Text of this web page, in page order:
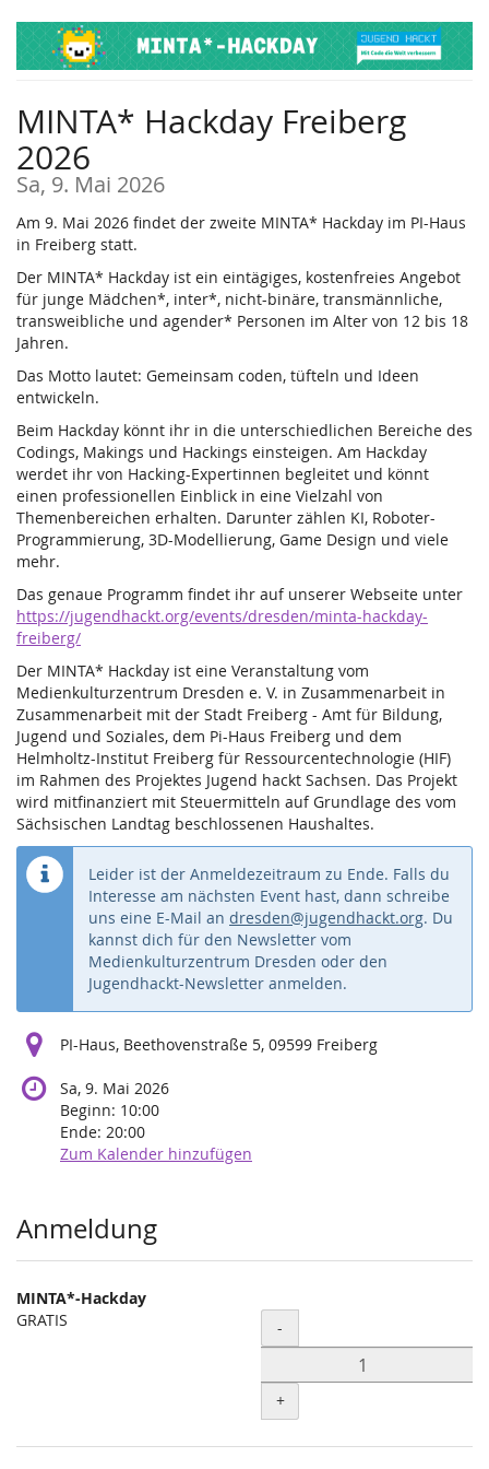
Zum
Haupt-
Inhalt
MINTA* Hackday Freiberg
2026
Sa, 9. Mai 2026
Am 9. Mai 2026 findet der zweite MINTA* Hackday im PI-Haus
in Freiberg statt.
Der MINTA* Hackday ist ein eintägiges, kostenfreies Angebot
für junge Mädchen*, inter*, nicht-binäre, transmännliche,
transweibliche und agender* Personen im Alter von 12 bis 18
Jahren.
Das Motto lautet: Gemeinsam coden, tüfteln und Ideen
entwickeln.
Beim Hackday könnt ihr in die unterschiedlichen Bereiche des
Codings, Makings und Hackings einsteigen. Am Hackday
werdet ihr von Hacking-Expertinnen begleitet und könnt
einen professionellen Einblick in eine Vielzahl von
Themenbereichen erhalten. Darunter zählen KI, Roboter-
Programmierung, 3D-Modellierung, Game Design und viele
mehr.
Das genaue Programm findet ihr auf unserer Webseite unter
https://jugendhackt.org/events/dresden/minta-hackday-
freiberg/
Der MINTA* Hackday ist eine Veranstaltung vom
Medienkulturzentrum Dresden e. V. in Zusammenarbeit in
Zusammenarbeit mit der Stadt Freiberg - Amt für Bildung,
Jugend und Soziales, dem Pi-Haus Freiberg und dem
Helmholtz-Institut Freiberg für Ressourcentechnologie (HIF)
im Rahmen des Projektes Jugend hackt Sachsen. Das Projekt
wird mitfinanziert mit Steuermitteln auf Grundlage des vom
Sächsischen Landtag beschlossenen Haushaltes.
Leider ist der Anmeldezeitraum zu Ende. Falls du
Interesse am nächsten Event hast, dann schreibe
uns eine E-Mail an dresden@jugendhackt.org. Du
kannst dich für den Newsletter vom
Medienkulturzentrum Dresden oder den
Jugendhackt-Newsletter anmelden.
PI-Haus, Beethovenstraße 5, 09599 Freiberg
Sa, 9. Mai 2026
Beginn: 10:00
Ende: 20:00
Zum Kalender hinzufügen
Produkte
Anmeldung
MINTA*-Hackday
GRATIS
Menge
-
+